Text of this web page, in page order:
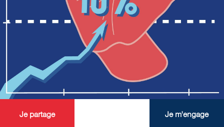
Je partage Je m'engage